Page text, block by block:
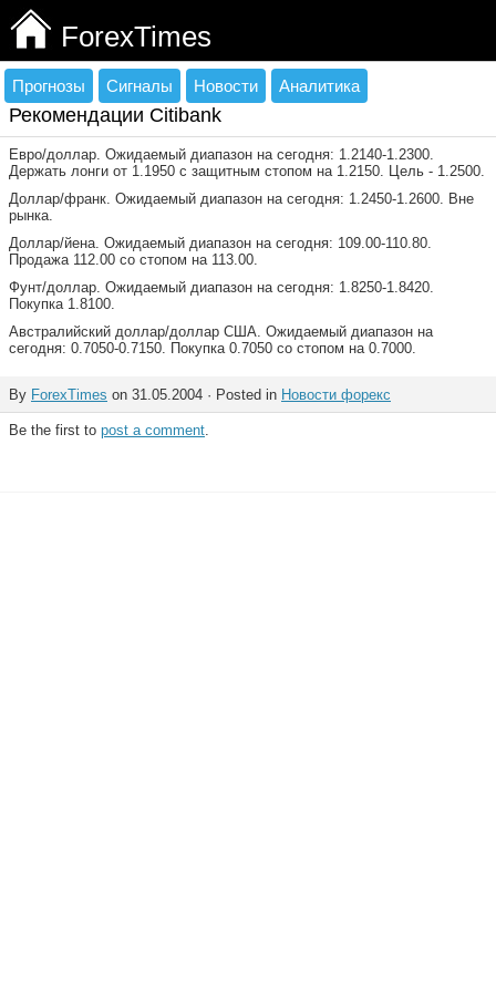
ForexTimes
Прогнозы Сигналы Новости Аналитика
Рекомендации Citibank
Евро/доллар. Ожидаемый диапазон на сегодня: 1.2140-1.2300.
Держать лонги от 1.1950 с защитным стопом на 1.2150. Цель - 1.2500.
Доллар/франк. Ожидаемый диапазон на сегодня: 1.2450-1.2600. Вне
рынка.
Доллар/йена. Ожидаемый диапазон на сегодня: 109.00-110.80.
Продажа 112.00 со стопом на 113.00.
Фунт/доллар. Ожидаемый диапазон на сегодня: 1.8250-1.8420.
Покупка 1.8100.
Австралийский доллар/доллар США. Ожидаемый диапазон на
сегодня: 0.7050-0.7150. Покупка 0.7050 со стопом на 0.7000.
By ForexTimes on 31.05.2004 · Posted in Новости форекс
Be the first to post a comment.